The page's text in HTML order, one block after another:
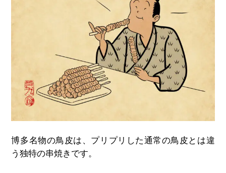
博多名物の鳥皮は、プリプリした通常の鳥皮とは違
う独特の串焼きです。